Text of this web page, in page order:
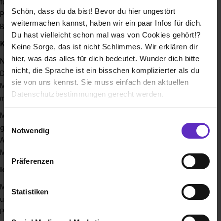
Schön, dass du da bist! Bevor du hier ungestört
weitermachen kannst, haben wir ein paar Infos für dich.
Du hast vielleicht schon mal was von Cookies gehört!?
Keine Sorge, das ist nicht Schlimmes. Wir erklären dir
hier, was das alles für dich bedeutet. Wunder dich bitte
nicht, die Sprache ist ein bisschen komplizierter als du
sie von uns kennst. Sie muss einfach den aktuellen
Datenschutzbestimmungen gerecht werden.
Benutzung der Webseite getroffenen Einstellungen zu
Webseite zu analysieren („Statistiken“), um
Informationen zu deiner Verwendung unserer Website an
Notwendig
Präferenzen
Statistiken
für Innovation und Nachhaltigkeit steht, ganz gleich ob es um
Produkte oder Ausbildungs- und Studienkonzepte geht.
Bosch setzt Maßstäbe.
Kompetent in allen Bereichen
Neben einem fundierten Fachwissen vertiefst Du im Laufe
Deiner Ausbildung oder Deines Studiums ebenso Sozial- wie
Methodenkompetenzen. Schritt für Schritt übernimmst Du
mehr Verantwortung im laufenden Geschäft.
Mit einer Mischung aus Fachtheorie und Learning by Doing
gelingt Dein Start in die Zukunft. Dabei basiert Deine
Ausbildung auf modernster Technik und neuesten
Methoden.
Ideale Zukunftsaussichten
Mit einem erfolgreichen Abschluss bei Bosch sowie Initiative
und Engagement startest Du Deine Karriere von der Pole
Position. Es warten interessante und vielfältige